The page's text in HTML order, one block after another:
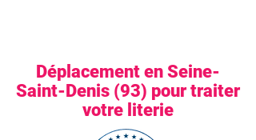
Déplacement en Seine-
Saint-Denis (93) pour traiter
votre literie